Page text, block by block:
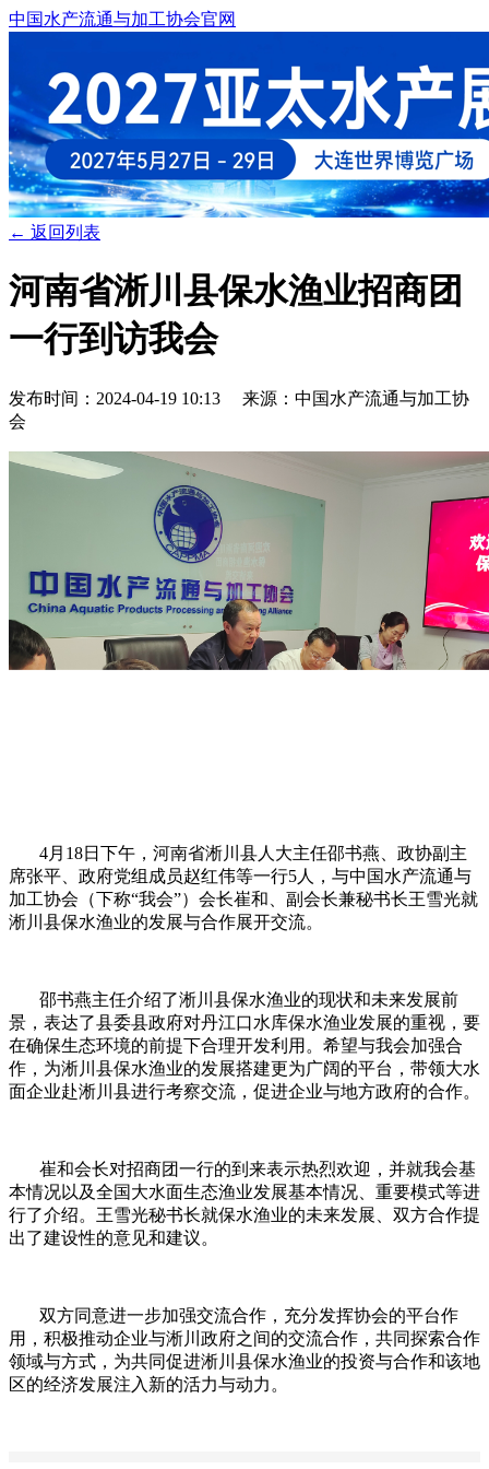
中国水产流通与加工协会官网
← 返回列表
河南省淅川县保水渔业招商团
一行到访我会
发布时间：2024-04-19 10:13 来源：中国水产流通与加工协
会
4月18日下午，河南省淅川县人大主任邵书燕、政协副主
席张平、政府党组成员赵红伟等一行5人，与中国水产流通与
加工协会（下称“我会”）会长崔和、副会长兼秘书长王雪光就
淅川县保水渔业的发展与合作展开交流。
邵书燕主任介绍了淅川县保水渔业的现状和未来发展前
景，表达了县委县政府对丹江口水库保水渔业发展的重视，要
在确保生态环境的前提下合理开发利用。希望与我会加强合
作，为淅川县保水渔业的发展搭建更为广阔的平台，带领大水
面企业赴淅川县进行考察交流，促进企业与地方政府的合作。
崔和会长对招商团一行的到来表示热烈欢迎，并就我会基
本情况以及全国大水面生态渔业发展基本情况、重要模式等进
行了介绍。王雪光秘书长就保水渔业的未来发展、双方合作提
出了建设性的意见和建议。
双方同意进一步加强交流合作，充分发挥协会的平台作
用，积极推动企业与淅川政府之间的交流合作，共同探索合作
领域与方式，为共同促进淅川县保水渔业的投资与合作和该地
区的经济发展注入新的活力与动力。